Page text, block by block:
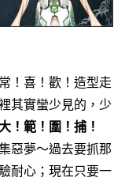
！喜！歡！造型走
其實蠻少見的，少
大！範！圍！捕！
惡夢～過去要抓那
耐心；現在只要一